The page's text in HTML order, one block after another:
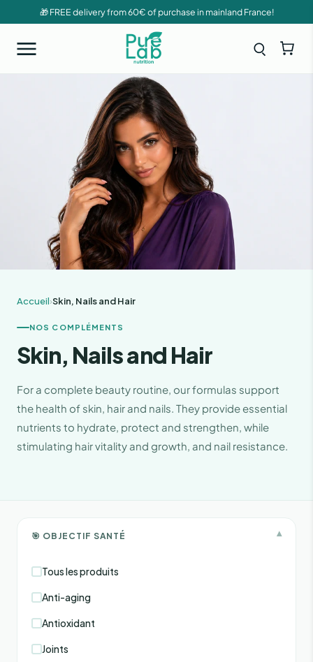
🎁 FREE delivery from 60€ of purchase in mainland France!
Accueil›Skin, Nails and Hair
NOS COMPLÉMENTS
Skin, Nails and Hair
For a complete beauty routine, our formulas support
the health of skin, hair and nails. They provide essential
nutrients to hydrate, protect and strengthen, while
stimulating hair vitality and growth, and nail resistance.
🎯 OBJECTIF SANTÉ ▾
Tous les produits
Anti-aging
Antioxidant
Joints